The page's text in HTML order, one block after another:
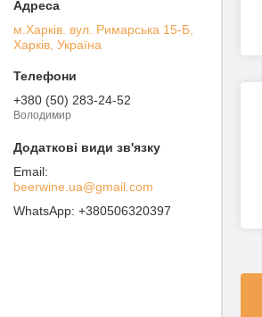
м.Харків. вул. Римарська 15-Б,
Харків, Україна
+380 (50) 283-24-52
Володимир
beerwine.ua@gmail.com
+380506320397